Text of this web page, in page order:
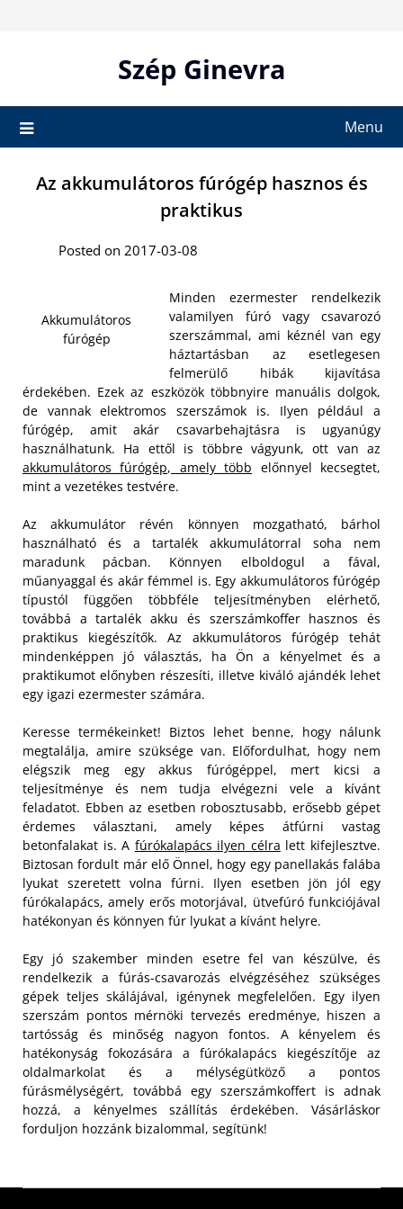
Szép Ginevra
Menu
Az akkumulátoros fúrógép hasznos és
praktikus
Posted on 2017-03-08
Akkumulátoros
fúrógép
Minden ezermester rendelkezik
valamilyen fúró vagy csavarozó
szerszámmal, ami kéznél van egy
háztartásban az esetlegesen
felmerülő hibák kijavítása
érdekében. Ezek az eszközök többnyire manuális dolgok,
de vannak elektromos szerszámok is. Ilyen például a
fúrógép, amit akár csavarbehajtásra is ugyanúgy
használhatunk. Ha ettől is többre vágyunk, ott van az
akkumulátoros fúrógép, amely több előnnyel kecsegtet,
mint a vezetékes testvére.
Az akkumulátor révén könnyen mozgatható, bárhol
használható és a tartalék akkumulátorral soha nem
maradunk pácban. Könnyen elboldogul a fával,
műanyaggal és akár fémmel is. Egy akkumulátoros fúrógép
típustól függően többféle teljesítményben elérhető,
továbbá a tartalék akku és szerszámkoffer hasznos és
praktikus kiegészítők. Az akkumulátoros fúrógép tehát
mindenképpen jó választás, ha Ön a kényelmet és a
praktikumot előnyben részesíti, illetve kiváló ajándék lehet
egy igazi ezermester számára.
Keresse termékeinket! Biztos lehet benne, hogy nálunk
megtalálja, amire szüksége van. Előfordulhat, hogy nem
elégszik meg egy akkus fúrógéppel, mert kicsi a
teljesítménye és nem tudja elvégezni vele a kívánt
feladatot. Ebben az esetben robosztusabb, erősebb gépet
érdemes választani, amely képes átfúrni vastag
betonfalakat is. A fúrókalapács ilyen célra lett kifejlesztve.
Biztosan fordult már elő Önnel, hogy egy panellakás falába
lyukat szeretett volna fúrni. Ilyen esetben jön jól egy
fúrókalapács, amely erős motorjával, ütvefúró funkciójával
hatékonyan és könnyen fúr lyukat a kívánt helyre.
Egy jó szakember minden esetre fel van készülve, és
rendelkezik a fúrás-csavarozás elvégzéséhez szükséges
gépek teljes skálájával, igénynek megfelelően. Egy ilyen
szerszám pontos mérnöki tervezés eredménye, hiszen a
tartósság és minőség nagyon fontos. A kényelem és
hatékonyság fokozására a fúrókalapács kiegészítője az
oldalmarkolat és a mélységütköző a pontos
fúrásmélységért, továbbá egy szerszámkoffert is adnak
hozzá, a kényelmes szállítás érdekében. Vásárláskor
forduljon hozzánk bizalommal, segítünk!